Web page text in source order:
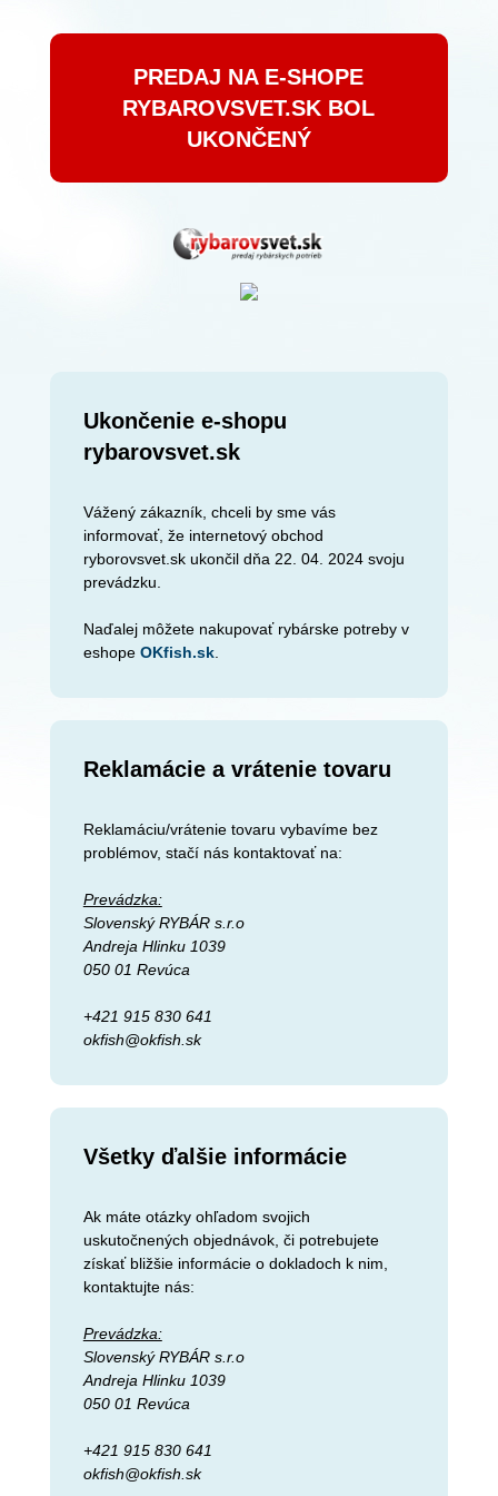
PREDAJ NA E-SHOPE
RYBAROVSVET.SK BOL
UKONČENÝ
Ukončenie e-shopu
rybarovsvet.sk
Vážený zákazník, chceli by sme vás
informovať, že internetový obchod
ryborovsvet.sk ukončil dňa 22. 04. 2024 svoju
prevádzku.
Naďalej môžete nakupovať rybárske potreby v
eshope OKfish.sk.
Reklamácie a vrátenie tovaru
Reklamáciu/vrátenie tovaru vybavíme bez
problémov, stačí nás kontaktovať na:
Prevádzka:
Slovenský RYBÁR s.r.o
Andreja Hlinku 1039
050 01 Revúca
+421 915 830 641
okfish@okfish.sk
Všetky ďalšie informácie
Ak máte otázky ohľadom svojich
uskutočnených objednávok, či potrebujete
získať bližšie informácie o dokladoch k nim,
kontaktujte nás:
Prevádzka:
Slovenský RYBÁR s.r.o
Andreja Hlinku 1039
050 01 Revúca
+421 915 830 641
okfish@okfish.sk